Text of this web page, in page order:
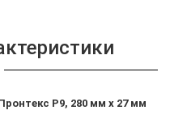
Р9, 280 мм х 27 мм